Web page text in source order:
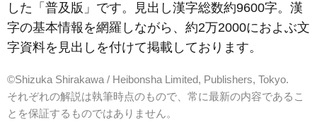
した「普及版」です。見出し漢字総数約9600字。漢
字の基本情報を網羅しながら、約2万2000におよぶ文
字資料を見出しを付けて掲載しております。
©Shizuka Shirakawa / Heibonsha Limited, Publishers, Tokyo.
それぞれの解説は執筆時点のもので、常に最新の内容であるこ
とを保証するものではありません。